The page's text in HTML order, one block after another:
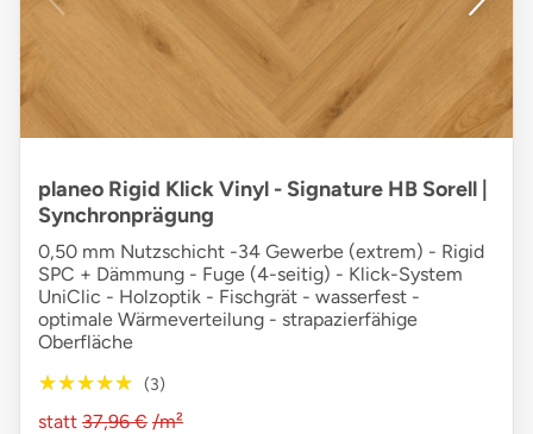
planeo Rigid Klick Vinyl - Signature HB Sorell |
Synchronprägung
0,50 mm Nutzschicht -34 Gewerbe (extrem) - Rigid
SPC + Dämmung - Fuge (4-seitig) - Klick-System
UniClic - Holzoptik - Fischgrät - wasserfest -
optimale Wärmeverteilung - strapazierfähige
Oberfläche
★★★★★
★★★★★ (3)
statt 37,96 € /m²